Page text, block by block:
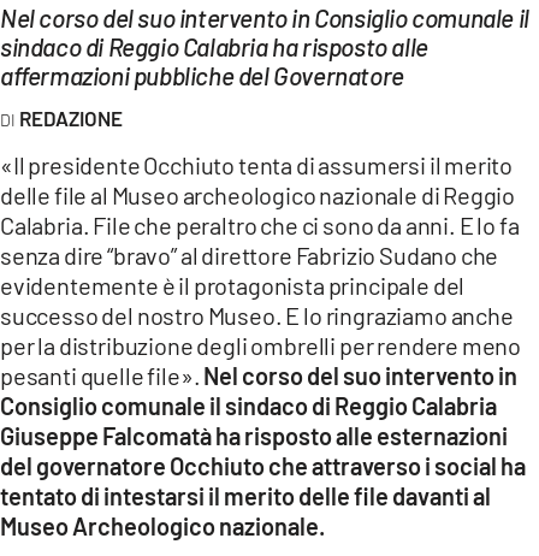
LAC ONAIR
LaC
LACPLAY.IT
LACTV.IT
LACONAIR.IT
LACITYMAG.IT
ILREGGINO.IT
COSENZACHANNEL.IT
ILVIBONESE.IT
CATANZAROCHANNEL.IT
Nel corso del suo intervento in Consiglio comunale il
sindaco di Reggio Calabria ha risposto alle
affermazioni pubbliche del Governatore
REDAZIONE
«Il presidente Occhiuto tenta di assumersi il merito
delle file al Museo archeologico nazionale di Reggio
Calabria. File che peraltro che ci sono da anni. E lo fa
senza dire “bravo” al direttore Fabrizio Sudano che
evidentemente è il protagonista principale del
successo del nostro Museo. E lo ringraziamo anche
per la distribuzione degli ombrelli per rendere meno
pesanti quelle file». Nel corso del suo intervento in
Consiglio comunale il sindaco di Reggio Calabria
Giuseppe Falcomatà ha risposto alle esternazioni
del governatore Occhiuto che attraverso i social ha
tentato di intestarsi il merito delle file davanti al
Museo Archeologico nazionale.